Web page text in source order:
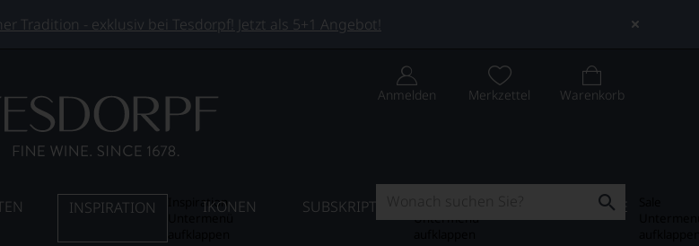
Tradition - exklusiv bei Tesdorpf! Jetzt als 5+1 Angebot!
Anmelden Merkzettel Warenkorb
INSPIRATION
InspirationIKONEN SUBSKRIPTION
Untermenü
SALE